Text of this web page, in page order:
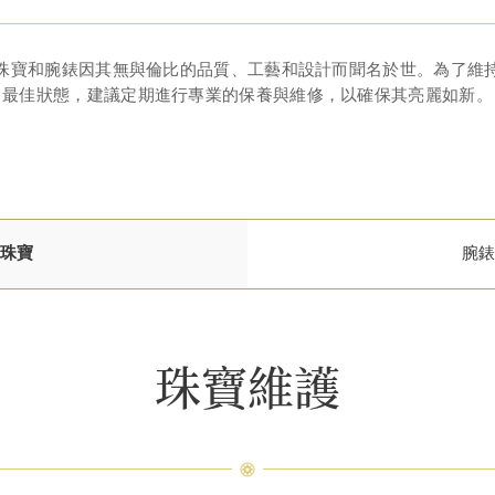
寶和腕錶因其無與倫比的品質、工藝和設計而聞名於世。為了維
最佳狀態，建議定期進行專業的保養與維修，以確保其亮麗如新。
珠寶 腕錶
珠寶維護